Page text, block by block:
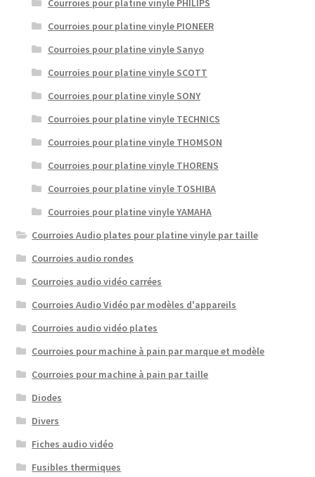
Courroies pour platine vinyle PHILIPS
Courroies pour platine vinyle PIONEER
Courroies pour platine vinyle Sanyo
Courroies pour platine vinyle SCOTT
Courroies pour platine vinyle SONY
Courroies pour platine vinyle TECHNICS
Courroies pour platine vinyle THOMSON
Courroies pour platine vinyle THORENS
Courroies pour platine vinyle TOSHIBA
Courroies pour platine vinyle YAMAHA
Courroies Audio plates pour platine vinyle par taille
Courroies audio rondes
Courroies audio vidéo carrées
Courroies Audio Vidéo par modèles d'appareils
Courroies audio vidéo plates
Courroies pour machine à pain par marque et modèle
Courroies pour machine à pain par taille
Diodes
Divers
Fiches audio vidéo
Fusibles thermiques